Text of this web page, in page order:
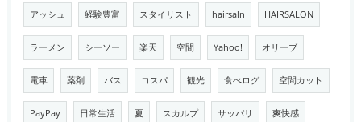
アッシュ 経験豊富 スタイリスト hairsaln HAIRSALON
ラーメン シーソー 楽天 空間 Yahoo! オリーブ
電車 薬剤 バス コスパ 観光 食べログ 空間カット
PayPay 日常生活 夏 スカルプ サッパリ 爽快感